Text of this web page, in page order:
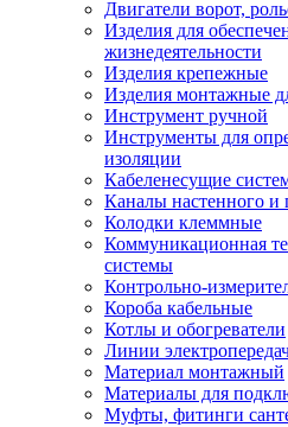
Двигатели ворот,
Изделия для
жизнедеятельности
Изделия крепежные
Изделия монтажные
Инструмент ручной
Инструменты для
изоляции
Кабеленесущие
Каналы настенного и
Колодки клеммные
Коммуникационная
системы
Контрольно-
Короба кабельные
Котлы и обогреватели
Линии
Материал монтажный
Материалы для
Муфты, фитинги